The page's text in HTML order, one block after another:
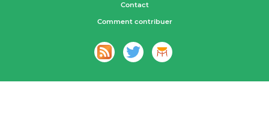
Contact
Comment contribuer